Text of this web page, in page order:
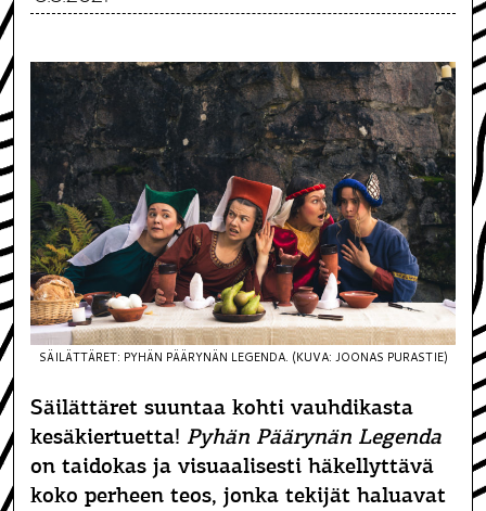
SÄILÄTTÄRET: PYHÄN PÄÄRYNÄN LEGENDA. (KUVA: JOONAS PURASTIE)
Säilättäret suuntaa kohti vauhdikasta
kesäkiertuetta! Pyhän Päärynän Legenda
on taidokas ja visuaalisesti häkellyttävä
koko perheen teos, jonka tekijät haluavat